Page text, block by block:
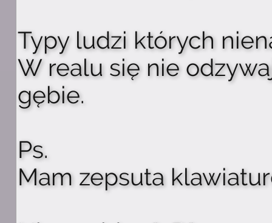
Typy ludzi których
W realu się nie
gębie.
Ps.
Mam zepsuta